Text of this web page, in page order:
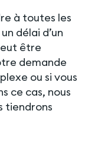
à toutes les
délai d’un
être
demande
ou si vous
ce cas, nous
tiendrons